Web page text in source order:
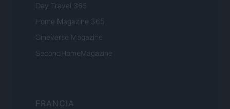
Day Travel 365
Home Magazine 365
Cineverse Magazine
SecondHomeMagazine
FRANCIA